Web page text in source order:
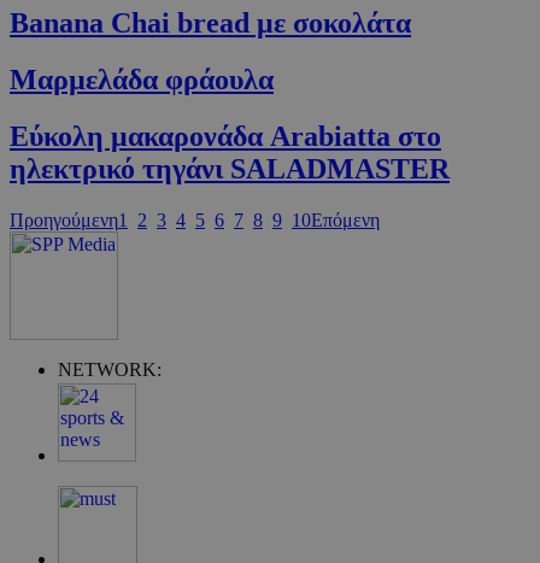
Banana Chai bread με σοκολάτα
Μαρµελάδα φράουλα
Εύκολη μακαρονάδα Arabiatta στο
ηλεκτρικό τηγάνι SALADMASTER
Προηγούμενη1 2 3 4 5 6 7 8 9 10Επόμενη
NETWORK: